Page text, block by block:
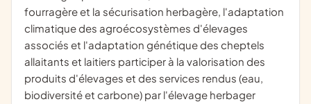
fourragère et la sécurisation herbagère, l'adaptation
climatique des agroécosystèmes d'élevages
associés et l'adaptation génétique des cheptels
allaitants et laitiers participer à la valorisation des
produits d'élevages et des services rendus (eau,
biodiversité et carbone) par l'élevage herbager